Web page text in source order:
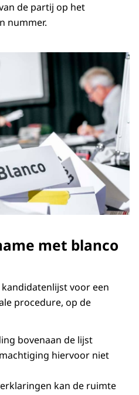
de partij op het
nummer.
met blanco
voor een
procedure, op de
bovenaan de lijst
hiervoor niet
kan de ruimte